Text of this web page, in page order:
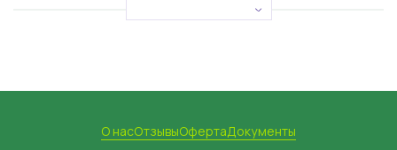
Проникновение активных веществ в части
аминокислот.
растения.О насОтзывыОфертаДокументы